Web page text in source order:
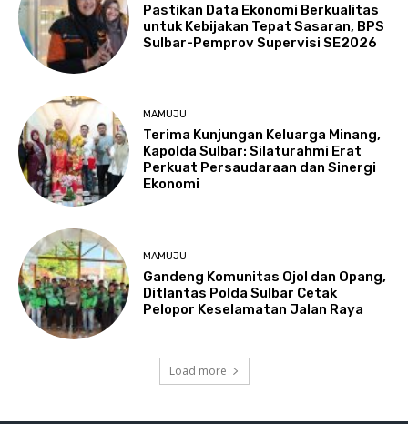
Pastikan Data Ekonomi Berkualitas
untuk Kebijakan Tepat Sasaran, BPS
Sulbar-Pemprov Supervisi SE2026
MAMUJU
Terima Kunjungan Keluarga Minang,
Kapolda Sulbar: Silaturahmi Erat
Perkuat Persaudaraan dan Sinergi
Ekonomi
MAMUJU
Gandeng Komunitas Ojol dan Opang,
Ditlantas Polda Sulbar Cetak
Pelopor Keselamatan Jalan Raya
Load more